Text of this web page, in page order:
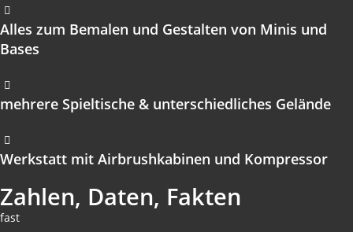
Alles zum Bemalen und Gestalten von Minis und
Bases
mehrere Spieltische & unterschiedliches Gelände
Werkstatt mit Airbrushkabinen und Kompressor
Zahlen, Daten, Fakten
fast